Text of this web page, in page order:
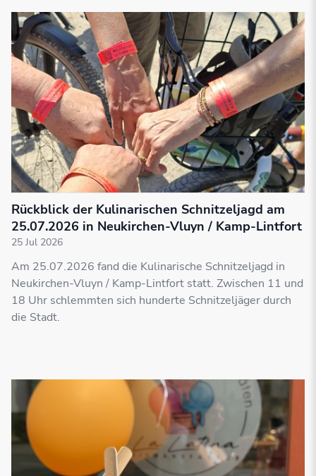
Rückblick der Kulinarischen Schnitzeljagd am
25.07.2026 in Neukirchen-Vluyn / Kamp-Lintfort
25 Jul 2026
Am 25.07.2026 fand die Kulinarische Schnitzeljagd in
Neukirchen-Vluyn / Kamp-Lintfort statt. Zwischen 11 und
18 Uhr schlemmten sich hunderte Schnitzeljäger durch
die Stadt.